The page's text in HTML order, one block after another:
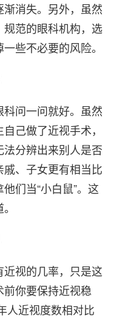
消失。另外，虽然
范的眼科机构，选
些不必要的风险。
问一问就好。虽然
己做了近视手术，
分辨出来别人是否
、子女更有相当比
们当“小白鼠”。这
视的几率，只是这
你要保持近视稳
人近视度数相对比